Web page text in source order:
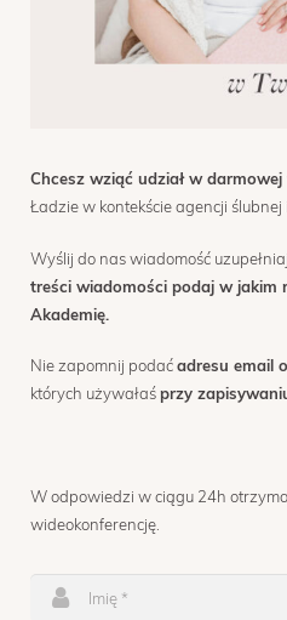
MENTORING
KONTAKT
ZAPISY
Chcesz wziąć udział w
Ładzie w kontekście agencji ślubnej i
Wyślij do nas wiadomość
treści wiadomości podaj w jakim
Akademię.
Nie zapomnij podaćadresu email
których używałaśprzy
W odpowiedzi w ciągu 24h
wideokonferencję.